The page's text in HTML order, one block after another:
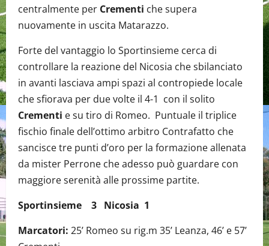
centralmente per Crementi che supera
nuovamente in uscita Matarazzo.
Forte del vantaggio lo Sportinsieme cerca di
controllare la reazione del Nicosia che sbilanciato
in avanti lasciava ampi spazi al contropiede locale
che sfiorava per due volte il 4-1 con il solito
Crementi e su tiro di Romeo. Puntuale il triplice
fischio finale dell’ottimo arbitro Contrafatto che
sancisce tre punti d’oro per la formazione allenata
da mister Perrone che adesso può guardare con
maggiore serenità alle prossime partite.
Sportinsieme 3 Nicosia 1
Marcatori: 25’ Romeo su rig.m 35’ Leanza, 46’ e 57’